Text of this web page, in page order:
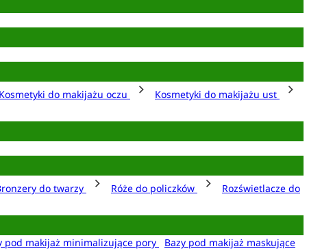
Kosmetyki do makijażu oczu
Kosmetyki do makijażu ust
do twarzy Róże do policzków
Rozświetlacze do
pod makijaż minimalizujące pory
Bazy pod makijaż maskujące